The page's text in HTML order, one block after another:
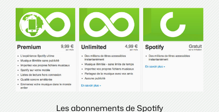
Les abonnements de Spotify